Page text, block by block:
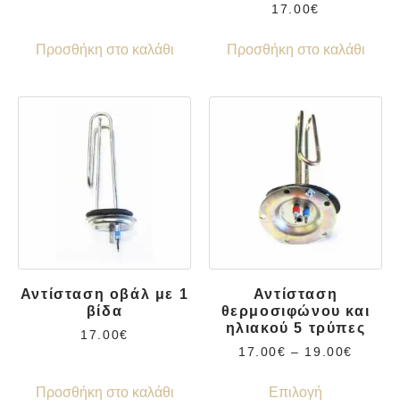
Προσθήκη στο καλάθι
17.00€
Προσθήκη στο καλάθι
Αντίσταση οβάλ με 1
βίδα
17.00€
Προσθήκη στο καλάθι
Αντίσταση
θερμοσιφώνου και
ηλιακού 5 τρύπες
17.00€ – 19.00€
Επιλογή